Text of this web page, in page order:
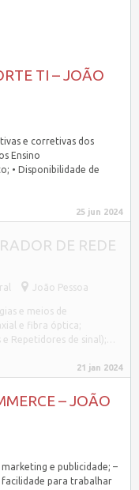
TI – JOÃO
e corretivas dos
Ensino
• Disponibilidade de
25 jun 2024
DE REDE
João Pessoa
e meios de
e fibra óptica;
Repetidores de sinal);…
21 jan 2024
– JOÃO
e publicidade; –
facilidade para trabalhar